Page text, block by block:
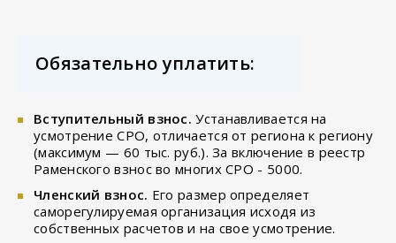
Обязательно уплатить:
Вступительный взнос. Устанавливается на
усмотрение СРО, отличается от региона к региону
(максимум — 60 тыс. руб.). За включение в реестр
Раменского взнос во многих СРО - 5000.
Членский взнос. Его размер определяет
саморегулируемая организация исходя из
собственных расчетов и на свое усмотрение.